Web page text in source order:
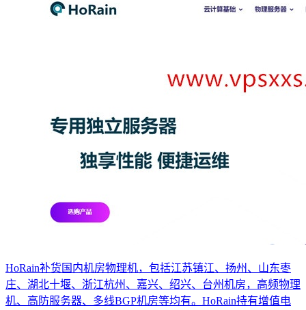
HoRain补货国内机房物理机，包括江苏镇江、扬州、山东枣
庄、湖北十堰、浙江杭州、嘉兴、绍兴、台州机房，高频物理
机、高防服务器、多线BGP机房等均有。HoRain持有增值电